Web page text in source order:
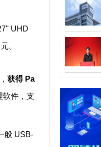
UHD
。
获得 Pa
软件，支
般 USB-